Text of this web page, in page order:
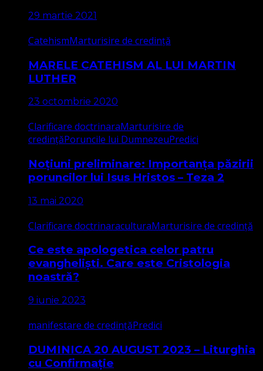
29 martie 2021
CatehismMarturisire de credință
MARELE CATEHISM AL LUI MARTIN
LUTHER
23 octombrie 2020
Clarificare doctrinaraMarturisire de
credințăPoruncile lui DumnezeuPredici
Noțiuni preliminare: Importanța păzirii
poruncilor lui Isus Hristos – Teza 2
13 mai 2020
Clarificare doctrinaraculturaMarturisire de credință
Ce este apologetica celor patru
evangheliști. Care este Cristologia
noastră?
9 iunie 2023
manifestare de credințăPredici
DUMINICA 20 AUGUST 2023 – Liturghia
cu Confirmație